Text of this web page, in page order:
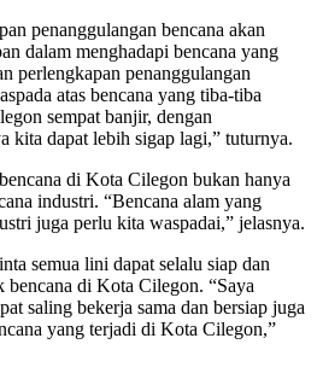
penanggulangan bencana akan
dalam menghadapi bencana yang
perlengkapan penanggulangan
atas bencana yang tiba-tiba
sempat banjir, dengan
kita dapat lebih sigap lagi,” tuturnya.
di Kota Cilegon bukan hanya
industri. “Bencana alam yang
juga perlu kita waspadai,” jelasnya.
semua lini dapat selalu siap dan
bencana di Kota Cilegon. “Saya
saling bekerja sama dan bersiap juga
yang terjadi di Kota Cilegon,”